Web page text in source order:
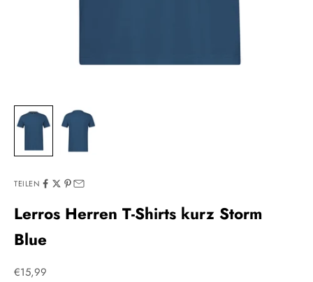
TEILEN
Lerros Herren T-Shirts kurz Storm
Blue
Angebot
€15,99